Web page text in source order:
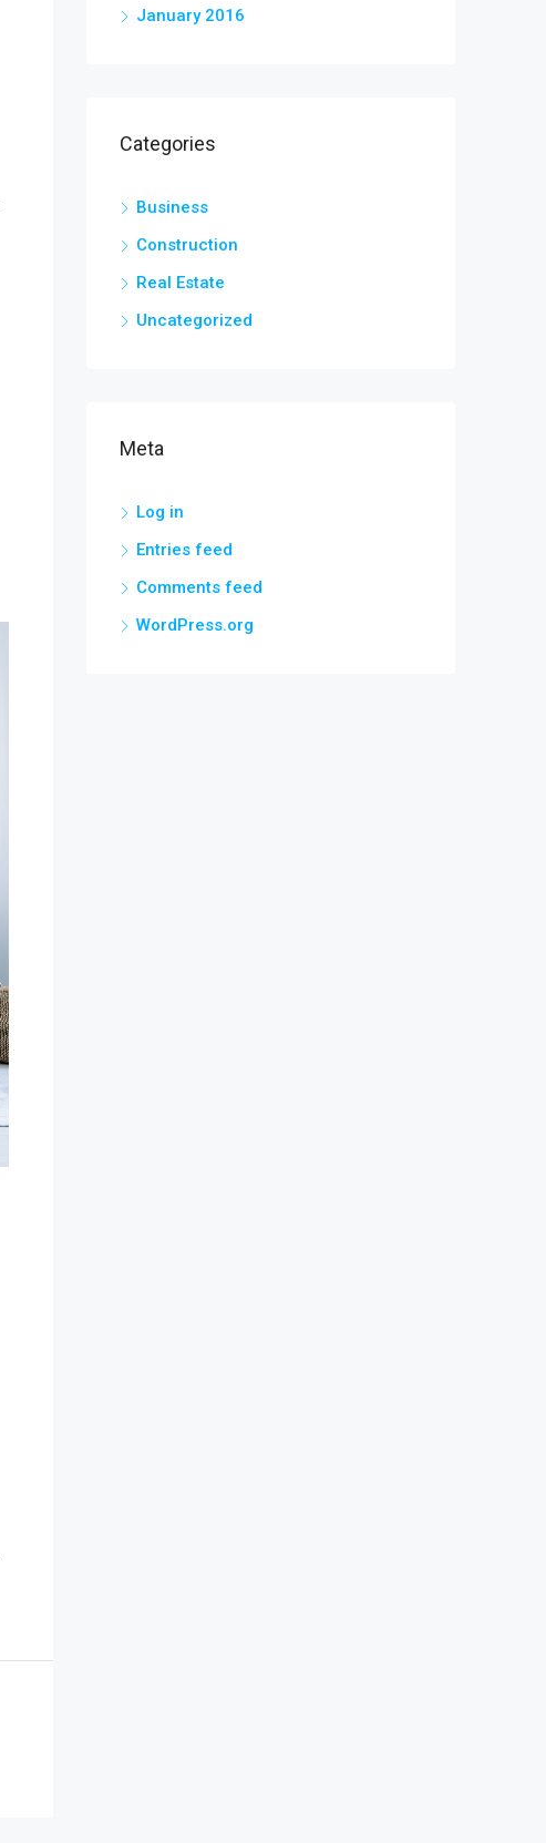
January 2016
Categories
Business
Construction
Real Estate
Uncategorized
Meta
Log in
Entries feed
Comments feed
WordPress.org